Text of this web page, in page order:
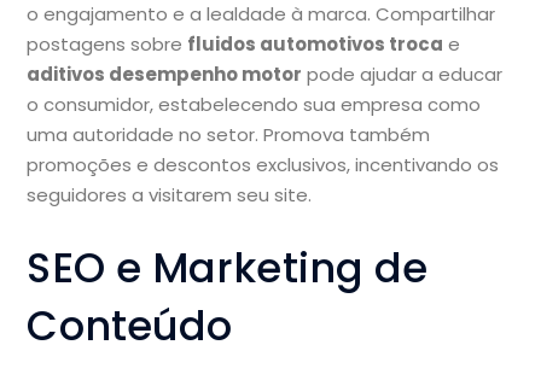
o engajamento e a lealdade à marca. Compartilhar
postagens sobre fluidos automotivos troca e
aditivos desempenho motor pode ajudar a educar
o consumidor, estabelecendo sua empresa como
uma autoridade no setor. Promova também
promoções e descontos exclusivos, incentivando os
seguidores a visitarem seu site.
SEO e Marketing de
Conteúdo